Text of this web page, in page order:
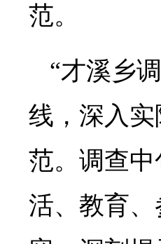
范。
“才溪乡
线，深入
范。调查
活、教育